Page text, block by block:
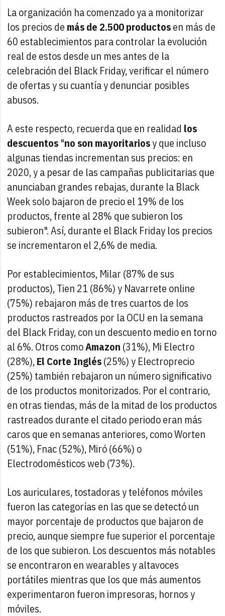
La organización ha comenzado ya a monitorizar
los precios de más de 2.500 productosen más de
60 establecimientos para controlar la evolución
real de estos desde un mes antes de la
celebración del Black Friday, verificar el número
de ofertas y su cuantía y denunciar posibles
abusos.
A este respecto, recuerda que en realidad los
descuentos "no son mayoritariosy que incluso
algunas tiendas incrementan sus precios: en
2020, y a pesar de las campañas publicitarias que
anunciaban grandes rebajas, durante la Black
Week solo bajaron de precio el 19% de los
productos, frente al 28% que subieron los
subieron". Así, durante el Black Friday los precios
se incrementaron el 2,6% de media.
Por establecimientos, Milar (87% de sus
productos), Tien 21 (86%) y Navarrete online
(75%) rebajaron más de tres cuartos de los
productos rastreados por la OCU en la semana
del Black Friday, con un descuento medio en torno
al 6%. Otros comoAmazon (31%), Mi Electro
(28%),El Corte Inglés(25%) y Electroprecio
(25%) también rebajaron un número significativo
de los productos monitorizados. Por el contrario,
en otras tiendas, más de la mitad de los productos
rastreados durante el citado periodo eran más
caros que en semanas anteriores, como Worten
(51%), Fnac (52%), Miró (66%) o
Electrodomésticos web (73%).
Los auriculares, tostadoras y teléfonos móviles
fueron las categorías en las que se detectó un
mayor porcentaje de productos que bajaron de
precio, aunque siempre fue superior el porcentaje
de los que subieron. Los descuentos más notables
se encontraron en wearables y altavoces
portátiles mientras que los que más aumentos
experimentaron fueron impresoras, hornos y
móviles.